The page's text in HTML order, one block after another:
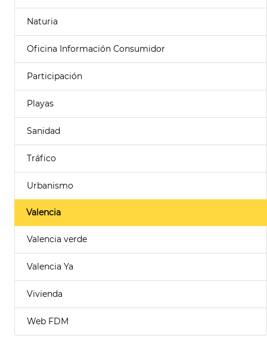
Naturia
Oficina Información Consumidor
Participación
Playas
Sanidad
Tráfico
Urbanismo
Valencia
Valencia verde
Valencia Ya
Vivienda
Web FDM